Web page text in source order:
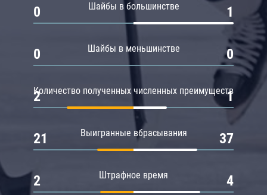
Шайбы в большинстве
0 1
Шайбы в меньшинстве
0 0
Количество полученных численных преимуществ
2 1
Выигранные вбрасывания
21 37
Штрафное время
2 4